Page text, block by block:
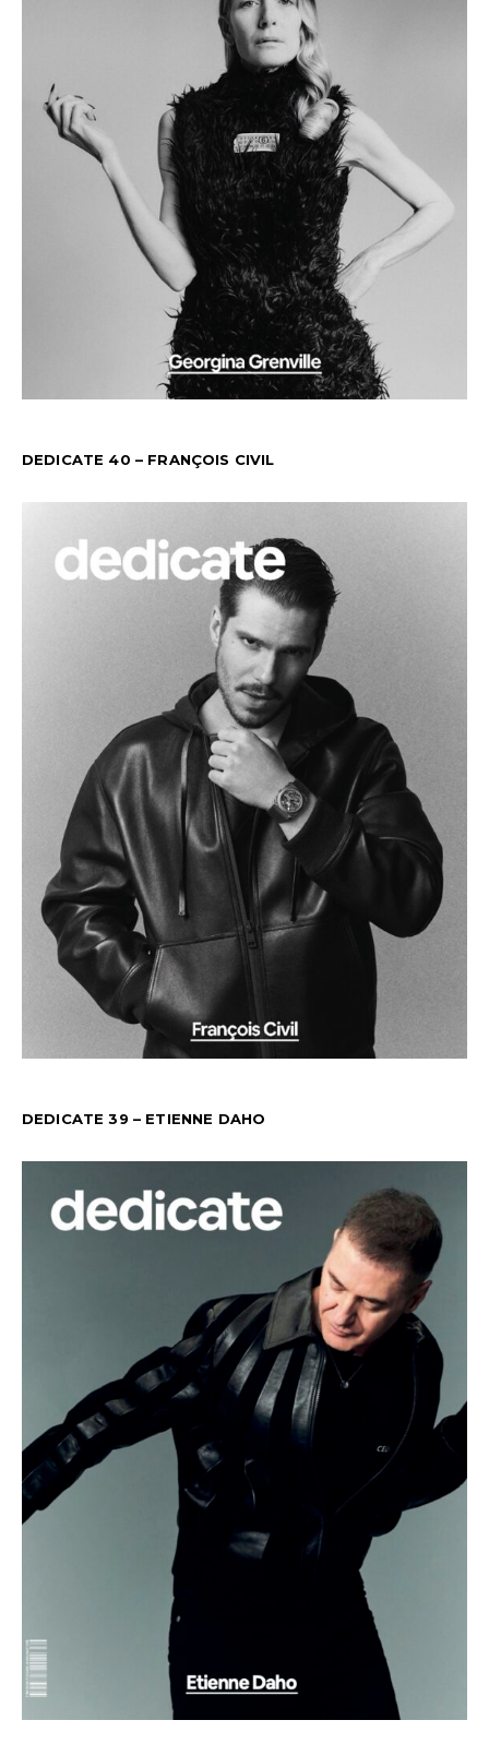
DEDICATE 40 – FRANÇOIS CIVIL
DEDICATE 39 – ETIENNE DAHO